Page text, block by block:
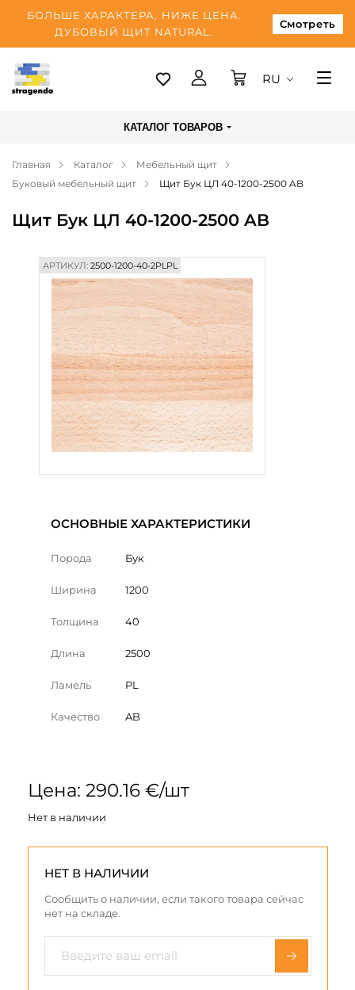
БОЛЬШЕ ХАРАКТЕРА, НИЖЕ ЦЕНА.
ДУБОВЫЙ ЩИТ NATURAL.
Смотреть
Таллинн
Оплата
Блог
Контакты
RU
КАТАЛОГ ТОВАРОВ
Главная Каталог
Мебельный щит
Буковый мебельный щит
Щит Бук ЦЛ 40-1200-2500 AB
Щит Бук ЦЛ 40-1200-2500 AB
АРТИКУЛ:2500-1200-40-2PLPL
ОСНОВНЫЕ ХАРАКТЕРИСТИКИ
Порода Бук
Ширина 1200
Толщина 40
Длина 2500
Ламель PL
Качество AB
Цена: 290.16 €/шт
Нет в наличии
НЕТ В НАЛИЧИИ
Сообщить о наличии, если такого товара сейчас
нет на складе.